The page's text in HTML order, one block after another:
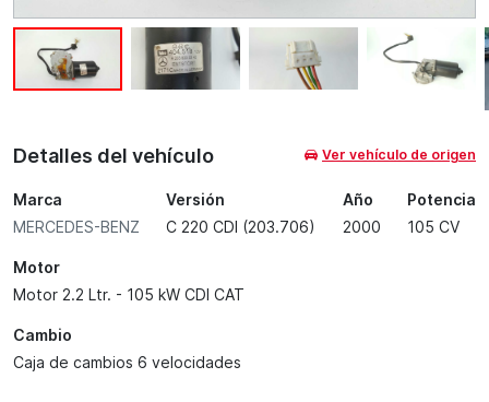
Detalles del vehículo Ver vehículo de origen
Marca
MERCEDES-BENZ
Versión
C 220 CDI (203.706)
Año
2000
Potencia
105 CV
Motor
Motor 2.2 Ltr. - 105 kW CDI CAT
Cambio
Caja de cambios 6 velocidades